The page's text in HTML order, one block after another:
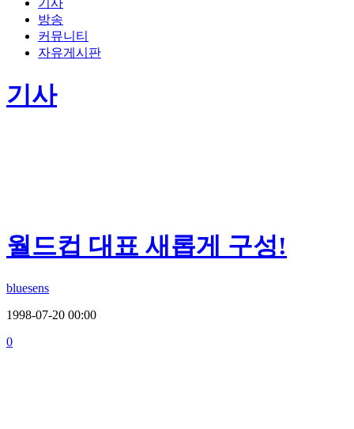
기사
방송
커뮤니티
자유게시판
기사
월드컵 대표 새롭게 구성!
bluesens
1998-07-20 00:00
0